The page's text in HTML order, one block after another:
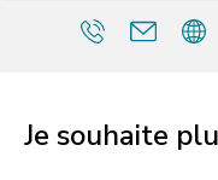
Je souhaite